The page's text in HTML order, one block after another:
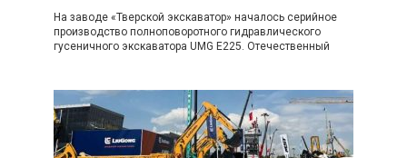
На заводе «Тверской экскаватор» началось серийное
производство полноповоротного гидравлического
гусеничного экскаватора UMG E225. Отечественный